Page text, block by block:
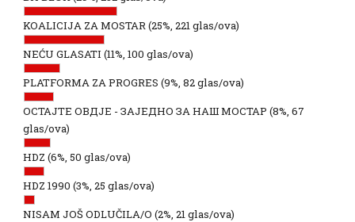
KOALICIJA ZA MOSTAR(25%, 221 glas/ova)
NEĆU GLASATI (11%, 100 glas/ova)
PLATFORMA ZA PROGRES (9%, 82 glas/ova)
ОСТАЈТЕ ОВДЈЕ - ЗАЈЕДНО ЗА НАШ МОСТАР (8%, 67
glas/ova)
HDZ (6%, 50 glas/ova)
HDZ 1990 (3%, 25 glas/ova)
NISAM JOŠ ODLUČILA/O (2%, 21 glas/ova)